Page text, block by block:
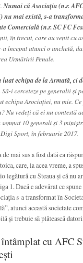
Numai că Asociația (n.r.
nu mai există, s-a
Comercială (n.r. SC FC
în trecut, care au venit cu
a început atunci o anchetă,
Urmăririi Penale.
luat echipa de la Armată, ci
Să-i cerceteze pe generalii și
echipa Asociației, nu mie.
Nu vedeți că ei nu contestă
10 generali și 3
Sport, în februarie 2017.
mai sus a fost dată ca
care, la acea vreme, a
legătură cu Steaua și că nu
1. Dacă e adevărat ce
s-a transformat în
atunci această societate
și trebuie să plătească
întâmplat cu AFC